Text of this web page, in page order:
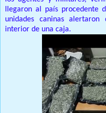
llegaron al país procedente
unidades caninas
interior de una caja.